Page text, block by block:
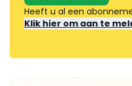
Heeft u al een
Klik hier om aan te